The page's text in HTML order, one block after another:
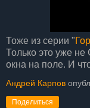
Тоже из серии "
Только это уже
окна на поле. И
Андрей Карпов
Поделиться